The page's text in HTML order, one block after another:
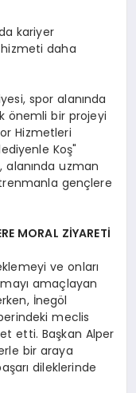
kariyer
daha
spor alanında
önemli bir projeyi
Hizmetleri
Koş"
alanında uzman
gençlere
MORAL ZİYARETİ
ve onları
amaçlayan
İnegöl
meclis
etti. Başkan Alper
bir araya
dileklerinde